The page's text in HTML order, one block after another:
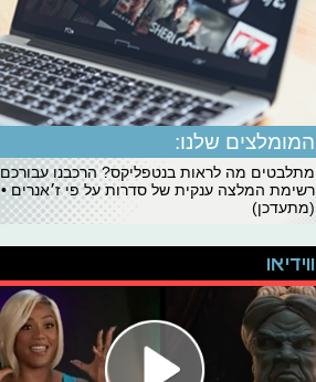
המומלצים שלנו:
מתלבטים מה לראות בנטפליקס? הרכבנו עבורכם
רשימת המלצה ענקית של סדרות על פי ז׳אנרים •
(מתעדכן)
ווידיאו